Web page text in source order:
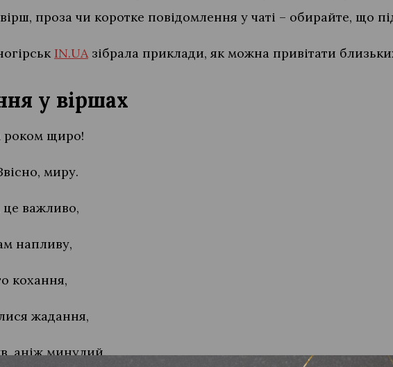
проза чи коротке повідомлення у чаті – обирайте, що
IN.UAзібрала приклади, як можна привітати
у віршах
роком щиро!
миру.
важливо,
напливу,
кохання,
жадання,
аніж минулий,